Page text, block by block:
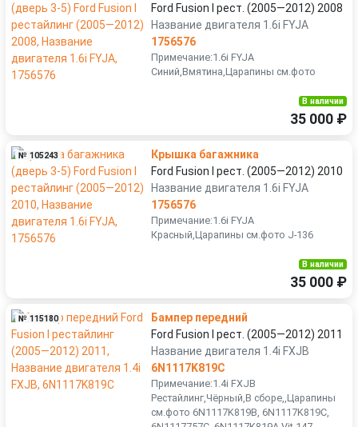
Ford Fusion I рест. (2005—2012) 2008
Название двигателя 1.6i FYJA
1756576
Примечание:1.6i FYJA
Синий,Вмятина,Царапины см.фото
В наличии
35 000 ₽
№ 105243
Крышка багажника
Ford Fusion I рест. (2005—2012) 2010
Название двигателя 1.6i FYJA
1756576
Примечание:1.6i FYJA
Красный,Царапины см.фото J-136
В наличии
35 000 ₽
№ 115180
Бампер передний
Ford Fusion I рест. (2005—2012) 2011
Название двигателя 1.4i FXJB
6N1117K819C
Примечание:1.4i FXJB
Рестайлинг,Чёрный,В сборе,,Царапины
см.фото 6N1117K819B, 6N1117K819С,